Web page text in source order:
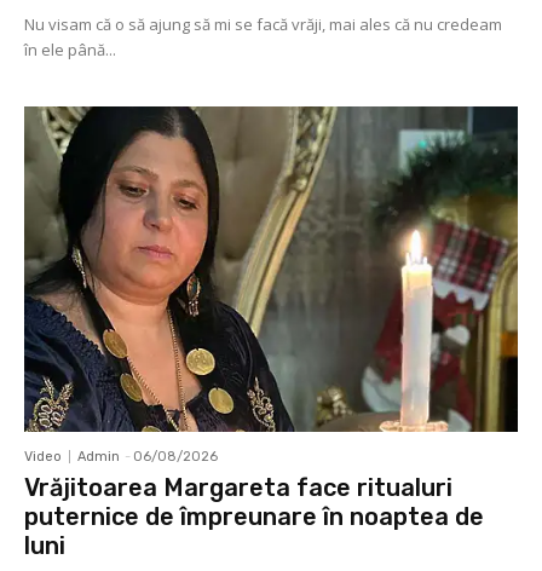
Nu visam că o să ajung să mi se facă vrăji, mai ales că nu credeam
în ele până...
Video Admin - 06/08/2026
Vrăjitoarea Margareta face ritualuri
puternice de împreunare în noaptea de
luni